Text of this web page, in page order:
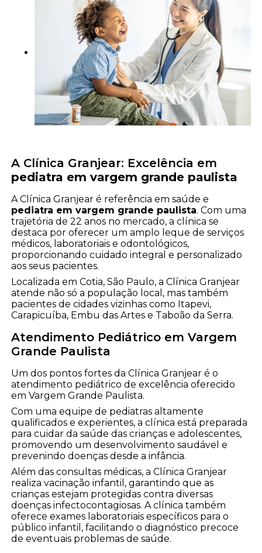
A Clínica Granjear: Excelência em
pediatra em vargem grande paulista
A Clínica Granjear é referência em saúde e
pediatra em vargem grande paulista. Com uma
trajetória de 22 anos no mercado, a clínica se
destaca por oferecer um amplo leque de serviços
médicos, laboratoriais e odontológicos,
proporcionando cuidado integral e personalizado
aos seus pacientes.
Localizada em Cotia, São Paulo, a Clínica Granjear
atende não só a população local, mas também
pacientes de cidades vizinhas como Itapevi,
Carapicuíba, Embu das Artes e Taboão da Serra.
Atendimento Pediátrico em Vargem
Grande Paulista
Um dos pontos fortes da Clínica Granjear é o
atendimento pediátrico de excelência oferecido
em Vargem Grande Paulista.
Com uma equipe de pediatras altamente
qualificados e experientes, a clínica está preparada
para cuidar da saúde das crianças e adolescentes,
promovendo um desenvolvimento saudável e
prevenindo doenças desde a infância.
Além das consultas médicas, a Clínica Granjear
realiza vacinação infantil, garantindo que as
crianças estejam protegidas contra diversas
doenças infectocontagiosas. A clínica também
oferece exames laboratoriais específicos para o
público infantil, facilitando o diagnóstico precoce
de eventuais problemas de saúde.